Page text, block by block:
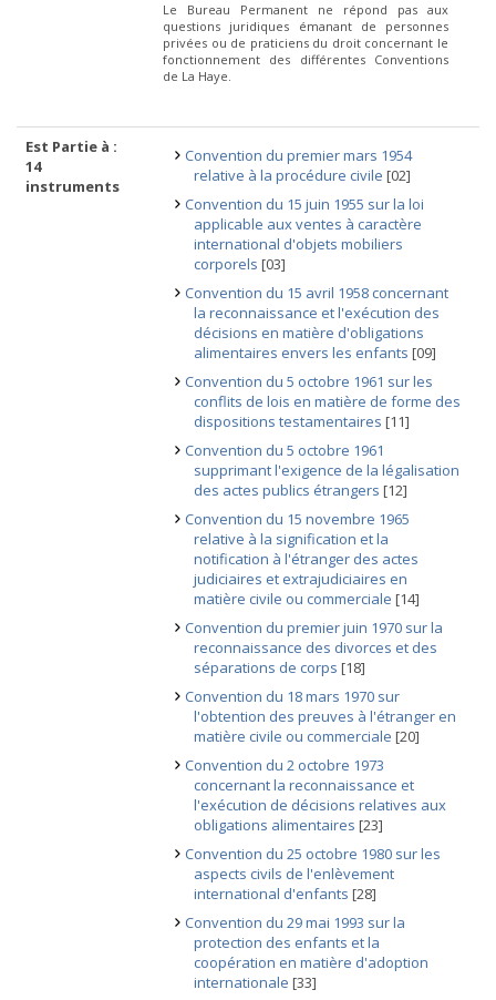
Le Bureau Permanent ne répond pas aux
questions juridiques émanant de personnes
privées ou de praticiens du droit concernant le
fonctionnement des différentes Conventions
de La Haye.
Est Partie à :
14
instruments
Convention du premier mars 1954
relative à la procédure civile [02]
Convention du 15 juin 1955 sur la loi
applicable aux ventes à caractère
international d'objets mobiliers
corporels [03]
Convention du 15 avril 1958 concernant
la reconnaissance et l'exécution des
décisions en matière d'obligations
alimentaires envers les enfants [09]
Convention du 5 octobre 1961 sur les
conflits de lois en matière de forme des
dispositions testamentaires [11]
Convention du 5 octobre 1961
supprimant l'exigence de la légalisation
des actes publics étrangers [12]
Convention du 15 novembre 1965
relative à la signification et la
notification à l'étranger des actes
judiciaires et extrajudiciaires en
matière civile ou commerciale [14]
Convention du premier juin 1970 sur la
reconnaissance des divorces et des
séparations de corps [18]
Convention du 18 mars 1970 sur
l'obtention des preuves à l'étranger en
matière civile ou commerciale [20]
Convention du 2 octobre 1973
concernant la reconnaissance et
l'exécution de décisions relatives aux
obligations alimentaires [23]
Convention du 25 octobre 1980 sur les
aspects civils de l'enlèvement
international d'enfants [28]
Convention du 29 mai 1993 sur la
protection des enfants et la
coopération en matière d'adoption
internationale [33]